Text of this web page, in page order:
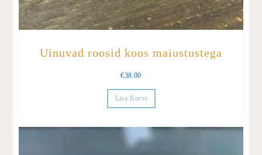
Uinuvad roosid koos maiustustega
€38.00
Lisa Korvi